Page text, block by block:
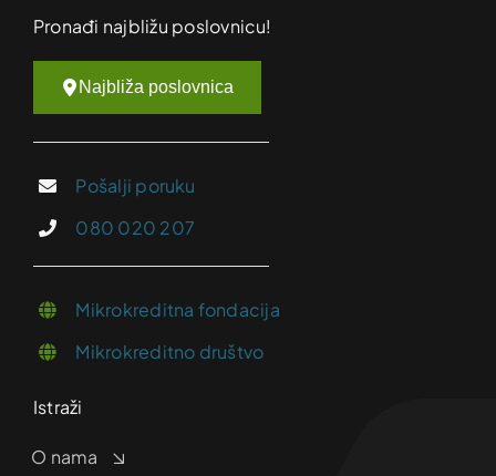
Pronađi najbližu poslovnicu!
Najbliža poslovnica
Pošalji poruku
080 020 207
Mikrokreditna fondacija
Mikrokreditno društvo
Istraži
O nama